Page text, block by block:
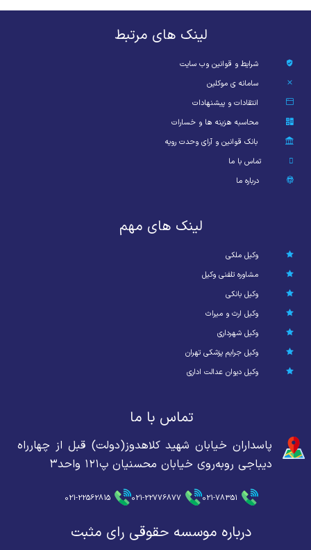
لینک های مرتبط
شرایط و قوانین وب سایت
سامانه ی موکلین
انتقادات و پیشنهادات
محاسبه هزینه ها و خسارات
بانک قوانین و آرای وحدت رویه
تماس با ما
درباره ما
لینک های مهم
وکیل ملکی
مشاوره تلفنی وکیل
وکیل بانکی
وکیل ارث و میراث
وکیل شهرداری
وکیل جرایم پزشکی تهران
وکیل دیوان عدالت اداری
تماس با ما
پاسداران خیابان شهید کلاهدوز(دولت) قبل از چهارراه
دیباجی روبه‌روی خیابان محسنیان پ۱۲۱ واحد۳
021-78351
021-22776877
021-22562815
درباره موسسه حقوقی رای مثبت